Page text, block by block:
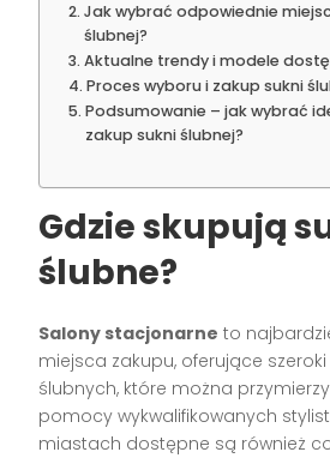
Jak wybrać odpowiednie
ślubnej?
Aktualne trendy i modele
Proces wyboru i zakup sukni
Podsumowanie – jak wybrać
zakup sukni ślubnej?
Gdzie skupują
ślubne?
Salony stacjonarne to
miejsca zakupu, oferujące
ślubnych, które można
pomocy wykwalifikowanych
miastach dostępne są również